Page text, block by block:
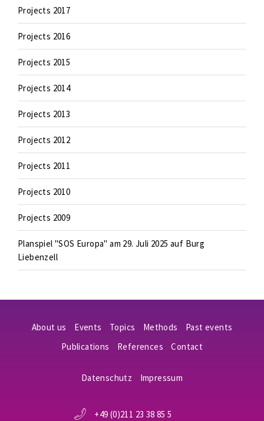
Projects 2017
Projects 2016
Projects 2015
Projects 2014
Projects 2013
Projects 2012
Projects 2011
Projects 2010
Projects 2009
Planspiel "SOS Europa" am 29. Juli 2025 auf Burg
Liebenzell
About us Events Topics Methods
Past events
Publications
References Contact
Datenschutz Impressum
+49 (0)211 23 38 85 5